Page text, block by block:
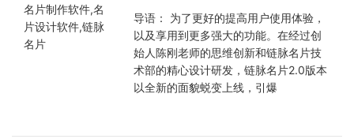
名片制作软件,名
片设计软件,链脉
名片
导语： 为了更好的提高用户使用体验，
以及享用到更多强大的功能。在经过创
始人陈刚老师的思维创新和链脉名片技
术部的精心设计研发，链脉名片2.0版本
以全新的面貌蜕变上线，引爆